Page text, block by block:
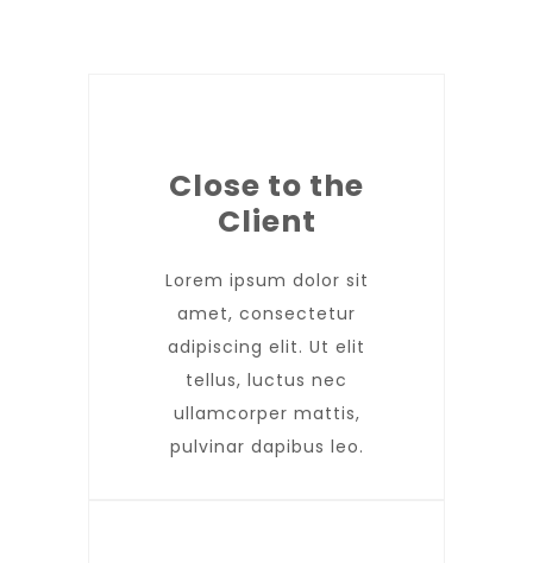
Close to the
Client
Lorem ipsum dolor sit
amet, consectetur
adipiscing elit. Ut elit
tellus, luctus nec
ullamcorper mattis,
pulvinar dapibus leo.